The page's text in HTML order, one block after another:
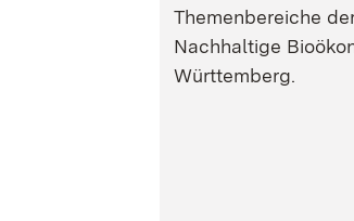
Themenbereiche
Nachhaltige
Württemberg.